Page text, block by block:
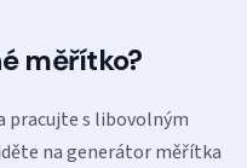
měřítko?
pracujte s libovolným
na generátor měřítka